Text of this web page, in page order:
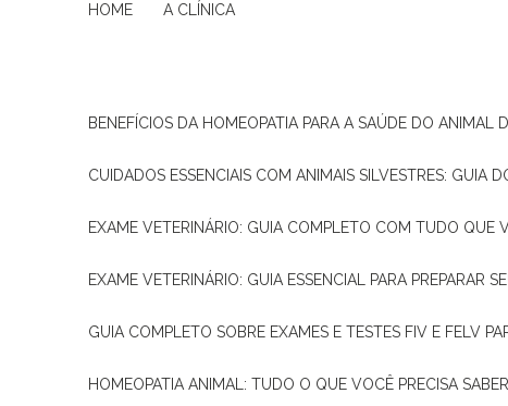
HOME A CLÍNICA
BENEFÍCIOS DA HOMEOPATIA PARA A SAÚDE DO ANIMAL
CUIDADOS ESSENCIAIS COM ANIMAIS SILVESTRES: GUIA
EXAME VETERINÁRIO: GUIA COMPLETO COM TUDO QUE
EXAME VETERINÁRIO: GUIA ESSENCIAL PARA PREPARAR
GUIA COMPLETO SOBRE EXAMES E TESTES FIV E FELV
HOMEOPATIA ANIMAL: TUDO O QUE VOCÊ PRECISA